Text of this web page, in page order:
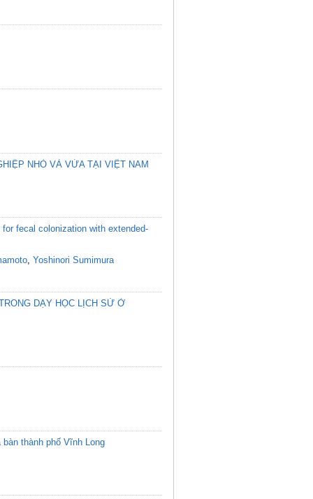
NHỎ VÀ VỪA TẠI VIỆT NAM
fecal colonization with extended-
, Yoshinori Sumimura
DẠY HỌC LỊCH SỬ Ở
thành phố Vĩnh Long